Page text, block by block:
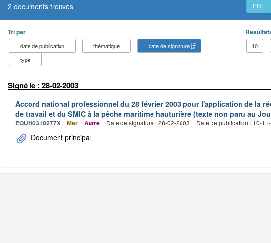
2 documents trouvés PDF
Tri par
date de publication thématique
date de signature
type
10
Signé le : 28-02-2003
Accord national professionnel du 28 février 2003 pour l'application de la
de travail et du SMIC à la pêche maritime hauturière (texte non paru au
EQUH0310277X Mer Autre Date de signature : 28-02-2003 Date de publication : 10-
Document principal